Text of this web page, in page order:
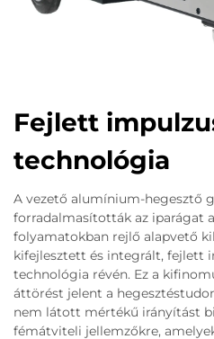
Fejlett
technológia
A vezető alumínium-hegesztő
forradalmasították az iparágat
folyamatokban rejlő alapvető
kifejlesztett és integrált, fejlett
technológia révén. Ez a
áttörést jelent a
nem látott mértékű irányítást
fémátviteli jellemzőkre,